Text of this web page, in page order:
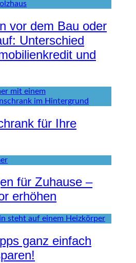
vor dem Bau oder
Unterschied
und
für Ihre
für Zuhause –
erhöhen
ganz einfach